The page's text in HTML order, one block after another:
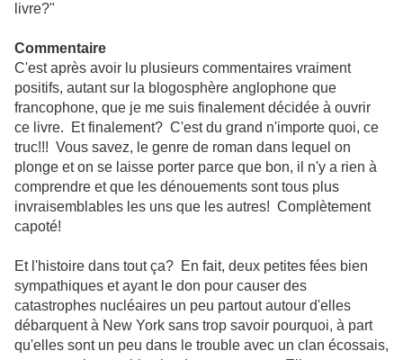
livre?"
Commentaire
C'est après avoir lu plusieurs commentaires vraiment
positifs, autant sur la blogosphère anglophone que
francophone, que je me suis finalement décidée à ouvrir
ce livre. Et finalement? C'est du grand n'importe quoi, ce
truc!!! Vous savez, le genre de roman dans lequel on
plonge et on se laisse porter parce que bon, il n'y a rien à
comprendre et que les dénouements sont tous plus
invraisemblables les uns que les autres! Complètement
capoté!
Et l'histoire dans tout ça? En fait, deux petites fées bien
sympathiques et ayant le don pour causer des
catastrophes nucléaires un peu partout autour d'elles
débarquent à New York sans trop savoir pourquoi, à part
qu'elles sont un peu dans le trouble avec un clan écossais,